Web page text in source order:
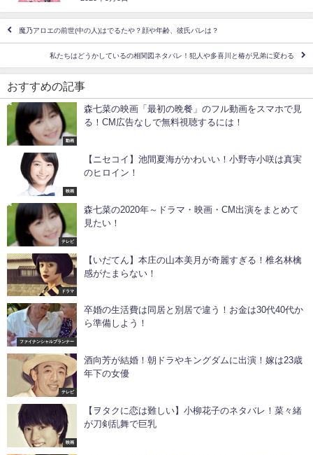
魔乃アロエの前世(中の人)はでるたや？顔や年齢、彼氏バレは？
私たちはどうかしているの相関図ネタバレ！犯人や多喜川と椿が兄弟に変わる
おすすめの記事
動画
森七菜の映画「最初の晩餐」のフル動画をスマホで見
る！CM広告なしで無料視聴するには！
映画
【ニセコイ】池間夏海がかわいい！小野寺小咲は真実
のヒロイン！
テレビ
森七菜の2020年～ドラマ・映画・CM出演をまとめて
見たい！
ドラマ
【いだてん】本庄の山本美月が奇麗すぎる！椎名林檎
感がたまらない！
ファイナンシャルプランナー
卒婚の生活費は同居と別居で違う！お金は30代40代か
ら準備しよう！
テレビ
酒向芳が結婚！朝ドラやキングダムに出演！嫁は23歳
年下の女優
映画
【ヲタクに恋は難しい】小柳花子のネタバレ！菜々緒
が刀剣乱舞で巨乳